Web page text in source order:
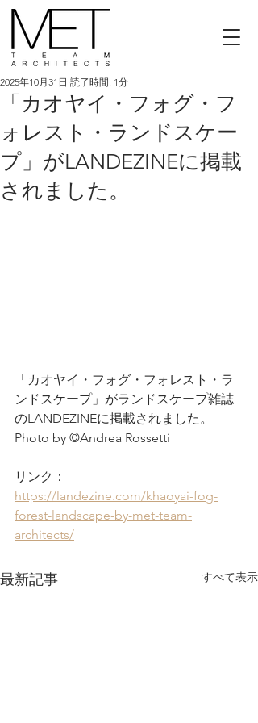
「カオヤイ・フォグ・フ
ォレスト・ランドスケー
プ」がLANDEZINEに掲載
されました。
2025年10月31日 読了時間: 1分
「カオヤイ・フォグ・フォレスト・ラ
ンドスケープ」がランドスケープ雑誌
のLANDEZINEに掲載されました。
Photo by ©Andrea Rossetti
リンク：
https://landezine.com/khaoyai-fog-
forest-landscape-by-met-team-
architects/
最新記事 すべて表示